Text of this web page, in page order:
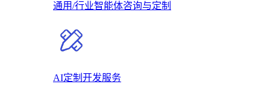
通用/行业智能体咨询与定制
AI定制开发服务